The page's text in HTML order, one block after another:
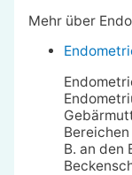
Mehr über
B. an den